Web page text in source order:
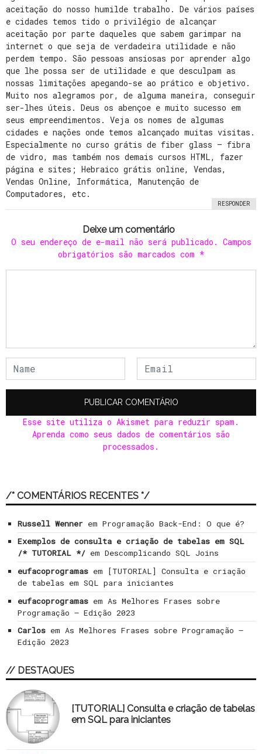
aceitação do nosso humilde trabalho. De vários países
e cidades temos tido o privilégio de alcançar
aceitação por parte daqueles que sabem garimpar na
internet o que seja de verdadeira utilidade e não
perdem tempo. São pessoas ansiosas por aprender algo
que lhe possa ser de utilidade e que desculpam as
nossas limitações apegando-se ao prático e objetivo.
Muito nos alegramos por, de alguma maneira, conseguir
ser-lhes úteis. Deus os abençoe e muito sucesso em
seus empreendimentos. Veja os nomes de algumas
cidades e nações onde temos alcançado muitas visitas.
Especialmente no curso grátis de fiber glass – fibra
de vidro, mas também nos demais cursos HTML, fazer
página e sites; Hebraico grátis online, Vendas,
Vendas Online, Informática, Manutenção de
Computadores, etc.
RESPONDER
Deixe um comentário
O seu endereço de e-mail não será publicado. Campos
obrigatórios são marcados com *
Esse site utiliza o Akismet para reduzir spam.
Aprenda como seus dados de comentários são
processados .
/* COMENTÁRIOS RECENTES */
Russell Wenner em Programação Back-End: O que é?
Exemplos de consulta e criação de tabelas em SQL
/* TUTORIAL */ em Descomplicando SQL Joins
eufacoprogramas em
[TUTORIAL] Consulta e criação
de tabelas em SQL para iniciantes
eufacoprogramas em As Melhores Frases sobre
Programação – Edição 2023
Carlos em As Melhores Frases sobre Programação –
Edição 2023
// DESTAQUES
[TUTORIAL] Consulta e criação de tabelas
em SQL para iniciantes